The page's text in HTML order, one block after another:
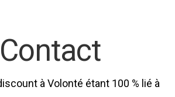
à Volonté étant 100 % lié à